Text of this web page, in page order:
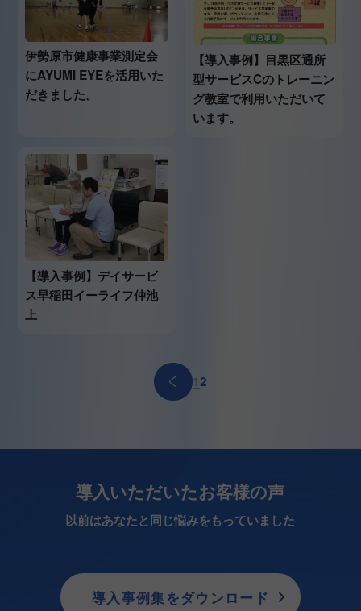
伊勢原市健康事業測定会
にAYUMI EYEを活用いた
だきました。
【導入事例】目黒区通所
型サービスCのトレーニン
グ教室で利用いただいて
います。
【導入事例】デイサービ
ス早稲田イーライフ仲池
上
12
導入いただいたお客様の声
以前はあなたと同じ悩みをもっていました
導入事例集をダウンロード